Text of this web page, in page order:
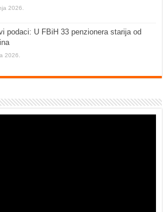
2026.
podaci: U FBiH 33 penzionera starija od
2026.